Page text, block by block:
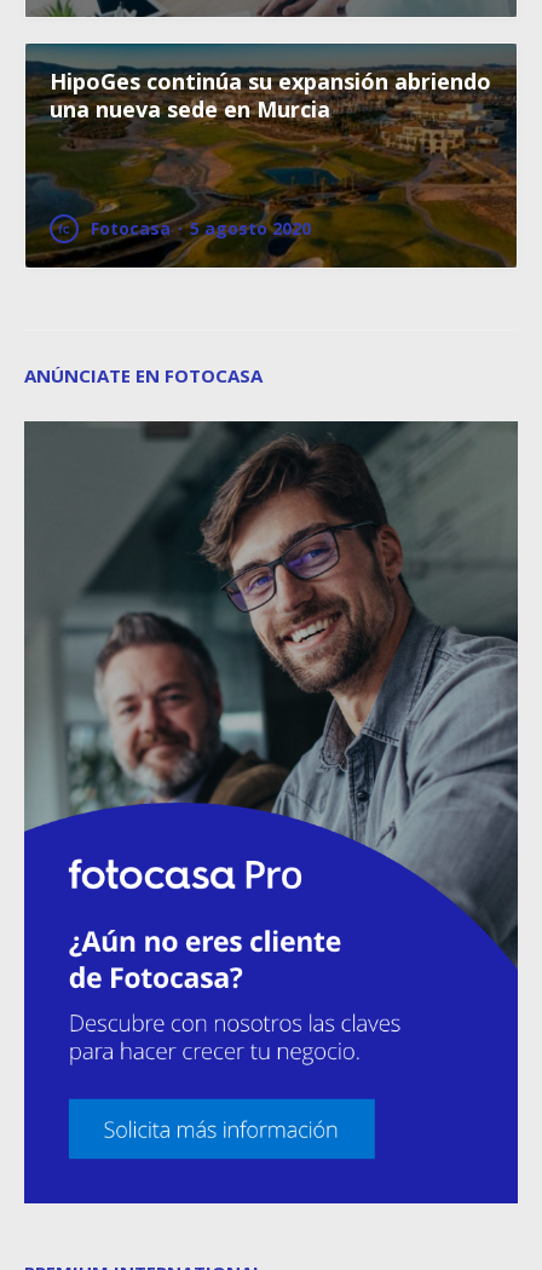
HipoGes continúa su expansión abriendo
una nueva sede en Murcia
Fotocasa · 5 agosto 2020
ANÚNCIATE EN FOTOCASA